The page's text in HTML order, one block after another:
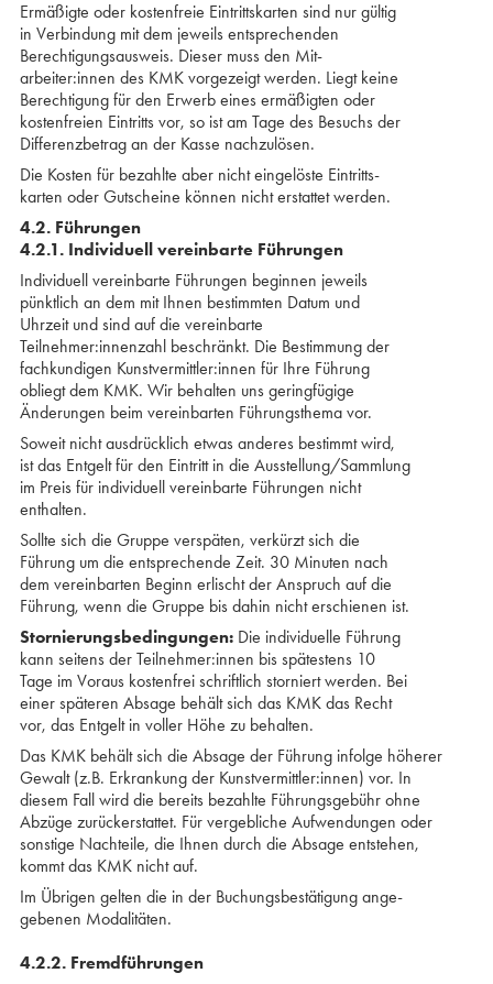
Ermäßigte oder kostenfreie Eintrittskarten sind nur gültig
in Verbindung mit dem jeweils entsprechenden
Berechtigungsausweis. Dieser muss den Mit­
arbeiter:innen des KMK vorgezeigt werden. Liegt keine
Berechtigung für den Erwerb eines ermäßig­ten oder
kostenfreien Eintritts vor, so ist am Tage des Besuchs der
Differenzbetrag an der Kasse nach­zulösen.
Die Kosten für bezahlte aber nicht eingelöste Eintritts­­
karten oder Gutscheine können nicht erstattet werden.
4.2. Führungen
4.2.1. Individuell vereinbarte Führungen
Individuell vereinbarte Führungen beginnen jeweils
pünktlich an dem mit Ihnen bestimmten Datum und
Uhrzeit und sind auf die vereinbarte
Teilnehmer:innenzahl beschränkt. Die Bestimmung der
fachkundigen Kunstvermittler:innen für Ihre Führung
obliegt dem KMK. Wir behalten uns gering­fügige
Änderungen beim vereinbarten Führungsthema vor.
Soweit nicht ausdrücklich etwas anderes bestimmt wird,
ist das Entgelt für den Eintritt in die Aus­stellung/Sammlung
im Preis für individuell verein­barte Führungen nicht
enthalten.
Sollte sich die Gruppe verspäten, verkürzt sich die
Führung um die entsprechende Zeit. 30 Minuten nach
dem vereinbarten Beginn erlischt der Anspruch auf die
Führung, wenn die Gruppe bis dahin nicht erschienen ist.
Stornierungsbedingungen:Die individuelle Führung
kann seitens der Teilnehmer:innen bis spätestens 10
Tage im Voraus kostenfrei schriftlich storniert werden. Bei
einer späteren Absage behält sich das KMK das Recht
vor, das Entgelt in voller Höhe zu behalten.
Das KMK behält sich die Absage der Führung infolge höherer
Gewalt (z.B. Erkrankung der Kunstvermittler:innen) vor. In
diesem Fall wird die bereits bezahlte Führungsgebühr ohne
Abzüge zurückerstattet. Für vergebliche Aufwendungen oder
sonstige Nachteile, die Ihnen durch die Absage entstehen,
kommt das KMK nicht auf.
Im Übrigen gelten die in der Buchungsbestätigung ange­
gebenen Modalitäten.
4.2.2. Fremdführungen